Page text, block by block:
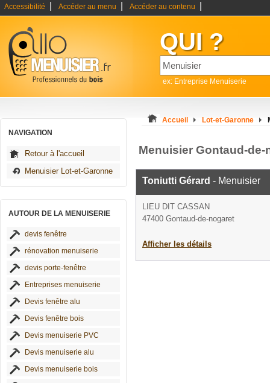
Accessibilité Accéder au menu Accéder au contenu
QUI ?
ex: Entreprise Menuiserie
NAVIGATION
Retour à l'accueil
Menuisier Lot-et-Garonne
AUTOUR DE LA MENUISERIE
devis fenêtre
rénovation menuiserie
devis porte-fenêtre
Entreprises menuiserie
Devis fenêtre alu
Devis fenêtre bois
Devis menuiserie PVC
Devis menuiserie alu
Devis menuiserie bois
Accueil Lot-et-Garonne
Menuisier Gontaud-de-
Toniutti Gérard - Menuisier
LIEU DIT CASSAN
47400 Gontaud-de-nogaret
Afficher les détails